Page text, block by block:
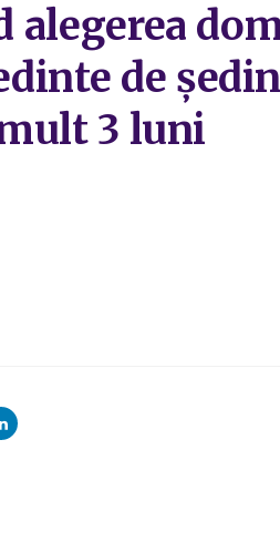
alegerea
de
3 luni